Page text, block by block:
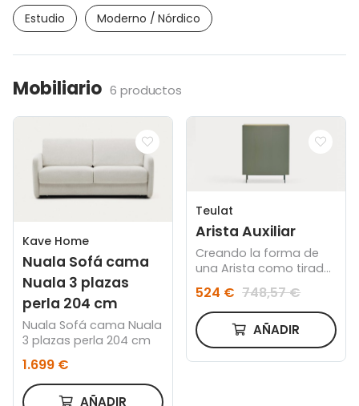
Estudio Moderno / Nórdico
Mobiliario 6 productos
Kave Home
Nuala Sofá cama
Nuala 3 plazas
perla 204 cm
Nuala Sofá cama Nuala
3 plazas perla 204 cm
1.699 €
AÑADIR
Teulat
Arista Auxiliar
Creando la forma de
una Arista como tirador
la esencia de la
colección siendo éste
el elemento particular
del mueble, haciéndolo
propio y no una pieza
524 € 748,57 €
AÑADIR